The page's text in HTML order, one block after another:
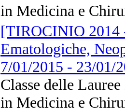
in Medicina e
[TIROCINIO 2014
Ematologiche,
7/01/2015 - 23/01/
Classe delle
in Medicina e